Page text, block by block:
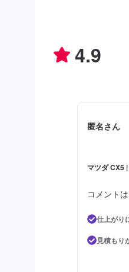
4.9
匿名さん
マツダ CX5
コメント
仕上がり
見積もり